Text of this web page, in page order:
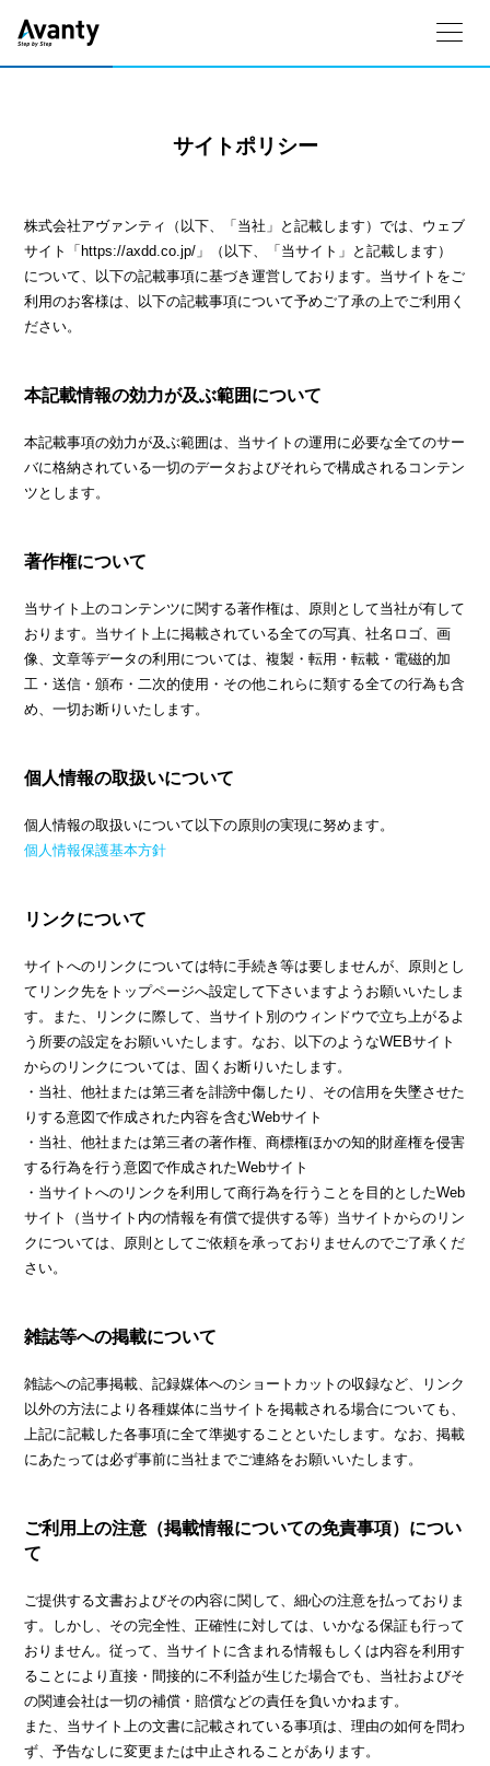
サイトポリシー
株式会社アヴァンティ（以下、「当社」と記載します）では、ウェブ
サイト「https://axdd.co.jp/」（以下、「当サイト」と記載します）
について、以下の記載事項に基づき運営しております。当サイトをご
利用のお客様は、以下の記載事項について予めご了承の上でご利用く
ださい。
本記載情報の効力が及ぶ範囲について
本記載事項の効力が及ぶ範囲は、当サイトの運用に必要な全てのサー
バに格納されている一切のデータおよびそれらで構成されるコンテン
ツとします。
著作権について
当サイト上のコンテンツに関する著作権は、原則として当社が有して
おります。当サイト上に掲載されている全ての写真、社名ロゴ、画
像、文章等データの利用については、複製・転用・転載・電磁的加
工・送信・頒布・二次的使用・その他これらに類する全ての行為も含
め、一切お断りいたします。
個人情報の取扱いについて
個人情報の取扱いについて以下の原則の実現に努めます。
個人情報保護基本方針
リンクについて
サイトへのリンクについては特に手続き等は要しませんが、原則とし
てリンク先をトップページへ設定して下さいますようお願いいたしま
す。また、リンクに際して、当サイト別のウィンドウで立ち上がるよ
う所要の設定をお願いいたします。なお、以下のようなWEBサイト
からのリンクについては、固くお断りいたします。
・当社、他社または第三者を誹謗中傷したり、その信用を失墜させた
りする意図で作成された内容を含むWebサイト
・当社、他社または第三者の著作権、商標権ほかの知的財産権を侵害
する行為を行う意図で作成されたWebサイト
・当サイトへのリンクを利用して商行為を行うことを目的としたWeb
サイト（当サイト内の情報を有償で提供する等）当サイトからのリン
クについては、原則としてご依頼を承っておりませんのでご了承くだ
さい。
雑誌等への掲載について
雑誌への記事掲載、記録媒体へのショートカットの収録など、リンク
以外の方法により各種媒体に当サイトを掲載される場合についても、
上記に記載した各事項に全て準拠することといたします。なお、掲載
にあたっては必ず事前に当社までご連絡をお願いいたします。
ご利用上の注意（掲載情報についての免責事項）につい
て
ご提供する文書およびその内容に関して、細心の注意を払っておりま
す。しかし、その完全性、正確性に対しては、いかなる保証も行って
おりません。従って、当サイトに含まれる情報もしくは内容を利用す
ることにより直接・間接的に不利益が生じた場合でも、当社およびそ
の関連会社は一切の補償・賠償などの責任を負いかねます。
また、当サイト上の文書に記載されている事項は、理由の如何を問わ
ず、予告なしに変更または中止されることがあります。